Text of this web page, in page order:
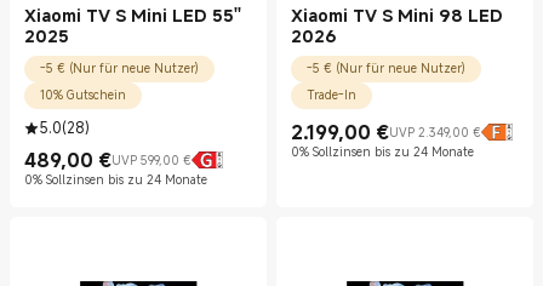
Xiaomi TV S Mini LED 55''
2025
-5 € (Nur für neue Nutzer)
10% Gutschein
5.0(28)
489,00 €
Current Price €489.00
UVP 599,00 €
UVP 599,00 €
0% Sollzinsen bis zu 24 Monate
Xiaomi TV S Mini 98 LED
2026
-5 € (Nur für neue Nutzer)
Trade-In
2.199,00 €
Current Price €2199.00UVP 2.349,00 €
UVP 2.349,00 €
0% Sollzinsen bis zu 24 Monate